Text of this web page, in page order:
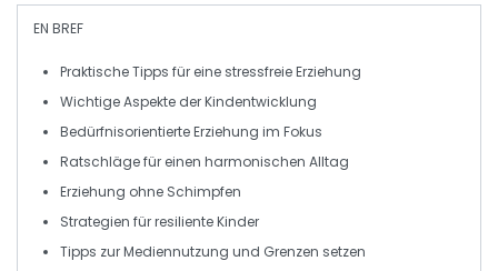
EN BREF
Praktische Tipps für eine stressfreie Erziehung
Wichtige Aspekte derKindentwicklung
Bedürfnisorientierte Erziehung im Fokus
Ratschläge für einen harmonischen Alltag
Erziehung ohne Schimpfen
Strategien fürresiliente Kinder
Tipps zurMediennutzung und Grenzen setzen